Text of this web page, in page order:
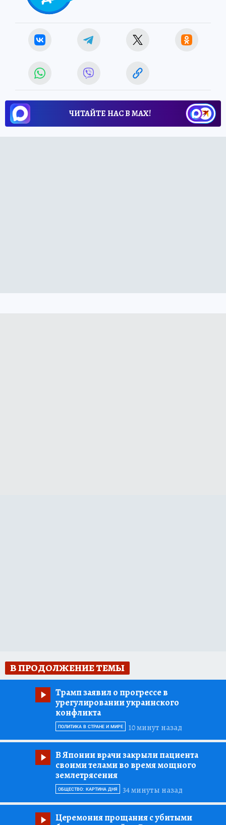
ЧИТАЙТЕ НАС В МАХ!
В ПРОДОЛЖЕНИЕ ТЕМЫ
Трамп заявил о прогрессе в
урегулировании украинского
конфликта
10 минут назад
ПОЛИТИКА В СТРАНЕ И МИРЕ
В Японии врачи закрыли пациента
своими телами во время мощного
землетрясения
34 минуты назад
ОБЩЕСТВО: КАРТИНА ДНЯ
Церемония прощания с убитыми